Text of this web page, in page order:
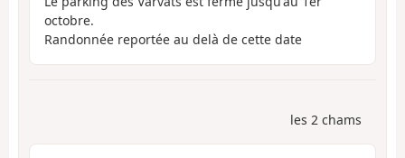
octobre.
Randonnée reportée au delà de cette date
les 2 chams